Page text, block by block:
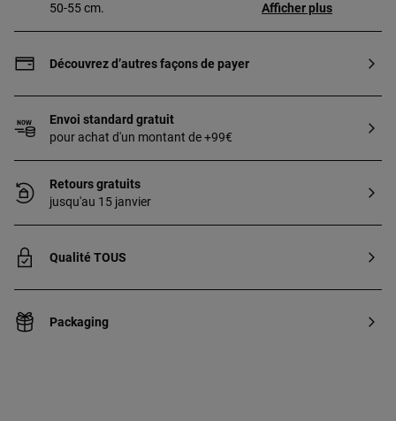
50-55 cm.
Afficher plus
Découvrez d’autres façons de payer
Envoi standard gratuit
pour achat d'un montant de +99€
Retours gratuits
jusqu'au 15 janvier
Qualité TOUS
Packaging